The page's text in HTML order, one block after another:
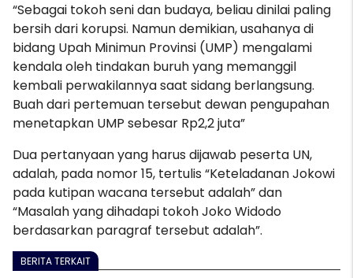
“Sebagai tokoh seni dan budaya, beliau dinilai paling
bersih dari korupsi. Namun demikian, usahanya di
bidang Upah Minimun Provinsi (UMP) mengalami
kendala oleh tindakan buruh yang memanggil
kembali perwakilannya saat sidang berlangsung.
Buah dari pertemuan tersebut dewan pengupahan
menetapkan UMP sebesar Rp2,2 juta”
Dua pertanyaan yang harus dijawab peserta UN,
adalah, pada nomor 15, tertulis “Keteladanan Jokowi
pada kutipan wacana tersebut adalah” dan
“Masalah yang dihadapi tokoh Joko Widodo
berdasarkan paragraf tersebut adalah”.
BERITA TERKAIT